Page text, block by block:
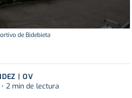
de Bidebieta
| OV
2 min de lectura